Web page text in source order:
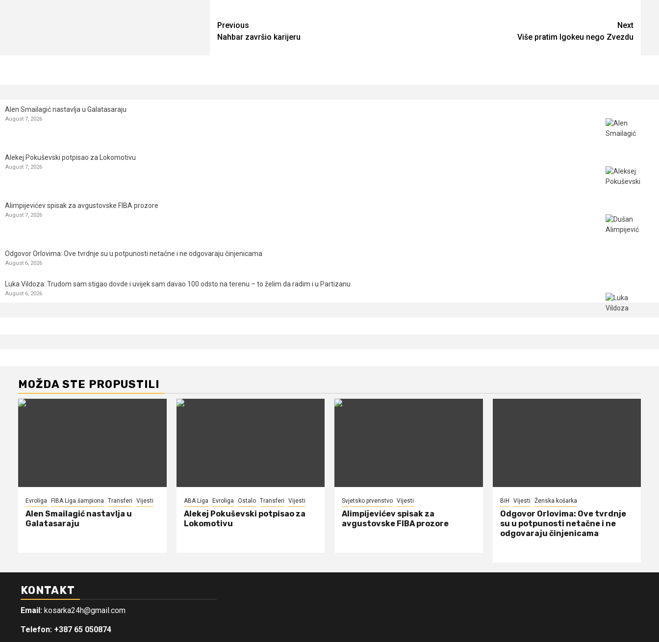
Continue
Reading
Previous
Nahbar završio karijeru
Next
Više pratim Igokeu nego Zvezdu
Alen Smailagić nastavlja u Galatasaraju
August 7, 2026
Alekej Pokuševski potpisao za Lokomotivu
August 7, 2026
Alimpijevićev spisak za avgustovske FIBA prozore
August 7, 2026
Odgovor Orlovima: ​Ove tvrdnje su u potpunosti netačne i ne odgovaraju činjenicama
August 6, 2026
Luka Vildoza: Trudom sam stigao dovde i uvijek sam davao 100 odsto na terenu – to želim da radim i u Partizanu
August 6, 2026
MOŽDA STE PROPUSTILI
Evroliga FIBA Liga šampiona Transferi Vijesti
Alen Smailagić nastavlja u
Galatasaraju
ABA Liga Evroliga Ostalo Transferi Vijesti
Alekej Pokuševski potpisao za
Lokomotivu
Svjetsko prvenstvo Vijesti
Alimpijevićev spisak za
avgustovske FIBA prozore
BiH Vijesti Ženska košarka
Odgovor Orlovima: ​Ove tvrdnje
su u potpunosti netačne i ne
odgovaraju činjenicama
KONTAKT
Email: kosarka24h@gmail.com
Telefon: +387 65 050874